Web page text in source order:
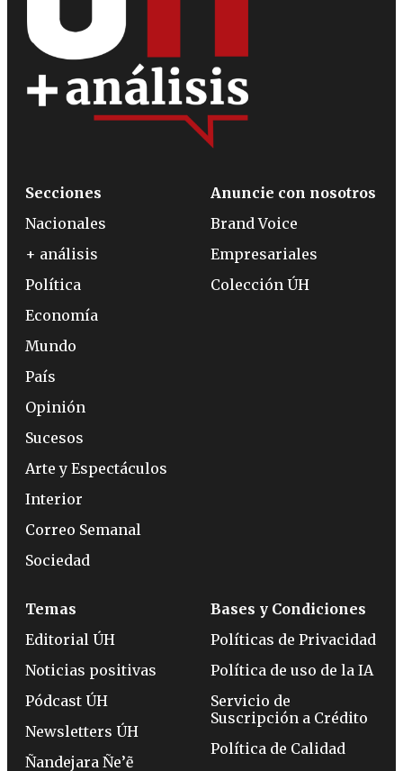
Secciones
Nacionales
+ análisis
Política
Economía
Mundo
País
Opinión
Sucesos
Arte y Espectáculos
Interior
Correo Semanal
Sociedad
Anuncie con nosotros
Brand Voice
Empresariales
Colección ÚH
Temas
Editorial ÚH
Noticias positivas
Pódcast ÚH
Newsletters ÚH
Ñandejara Ñe’ẽ
Bases y Condiciones
Políticas de Privacidad
Política de uso de la IA
Servicio de
Suscripción a Crédito
Política de Calidad